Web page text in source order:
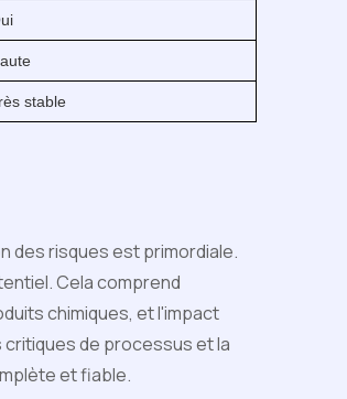
stable
des risques est primordiale.
Cela comprend
chimiques, et l'impact
de processus et la
et fiable.